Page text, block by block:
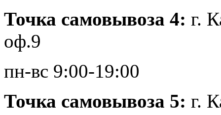
Точка самовывоза 4: г.
оф.9
пн-вс 9:00-19:00
Точка самовывоза 5: г.